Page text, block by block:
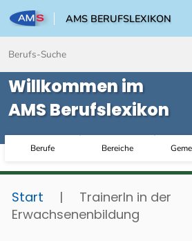
AMS BERUFSLEXIKON
Willkommen im
AMS Berufslexikon
Berufe Bereiche
Start |
TrainerIn in der
Erwachsenenbildung